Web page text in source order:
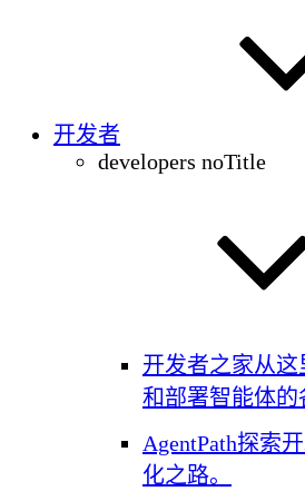
开发者
developers noTitle
开发者之家从这
和部署智能体的
AgentPath探索
化之路。